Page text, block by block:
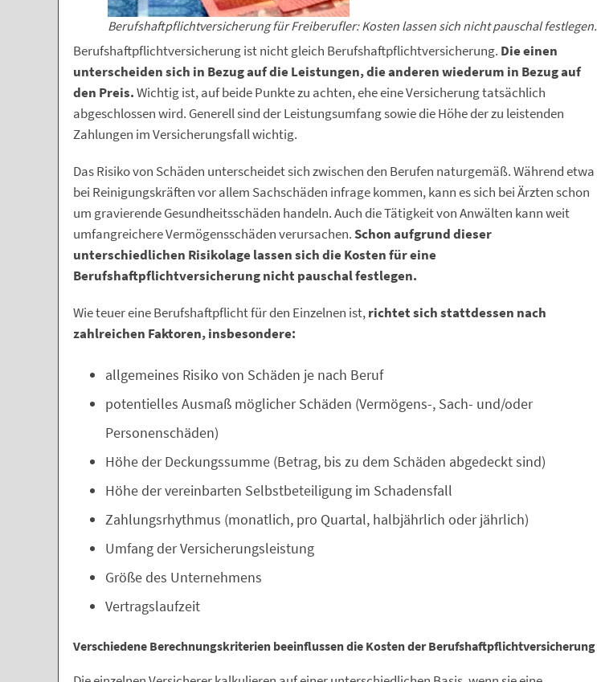
Berufshaftpflichtversicherung für Freiberufler: Kosten lassen sich nicht pauschal festlegen.
Berufshaftpflichtversicherung ist nicht gleich Berufshaftpflichtversicherung. Die einen
unterscheiden sich in Bezug auf die Leistungen, die anderen wiederum in Bezug auf
den Preis.Wichtig ist, auf beide Punkte zu achten, ehe eine Versicherung tatsächlich
abgeschlossen wird. Generell sind der Leistungsumfang sowie die Höhe der zu leistenden
Zahlungen im Versicherungsfall wichtig.
Das Risiko von Schäden unterscheidet sich zwischen den Berufen naturgemäß. Während etwa
bei Reinigungskräften vor allem Sachschäden infrage kommen, kann es sich bei Ärzten schon
um gravierende Gesundheitsschäden handeln. Auch die Tätigkeit von Anwälten kann weit
umfangreichere Vermögensschäden verursachen.Schon aufgrund dieser
unterschiedlichen Risikolage lassen sich die Kosten für eine
Berufshaftpflichtversicherung nicht pauschal festlegen.
Wie teuer eine Berufshaftpflicht für den Einzelnen ist,richtet sich stattdessen nach
zahlreichen Faktoren, insbesondere:
allgemeines Risiko von Schäden je nach Beruf
potentielles Ausmaß möglicher Schäden (Vermögens-, Sach- und/oder
Personenschäden)
Höhe der Deckungssumme (Betrag, bis zu dem Schäden abgedeckt sind)
Höhe der vereinbarten Selbstbeteiligung im Schadensfall
Zahlungsrhythmus (monatlich, pro Quartal, halbjährlich oder jährlich)
Umfang der Versicherungsleistung
Größe des Unternehmens
Vertragslaufzeit
Verschiedene Berechnungskriterien beeinflussen die Kosten der Berufshaftpflicht­versicherung